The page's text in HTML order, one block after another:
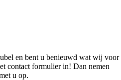
en bent u benieuwd wat wij voor
contact formulier in! Dan nemen
u op.